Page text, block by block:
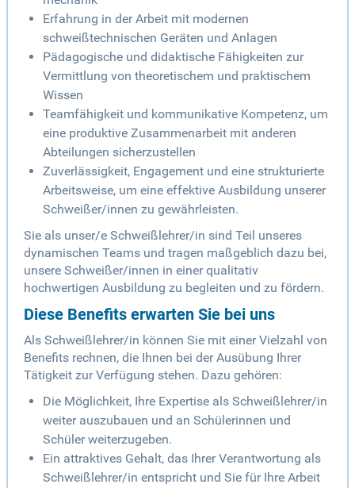
Erfahrung in der Arbeit mit modernen
schweißtechnischen Geräten und Anlagen
Pädagogische und didaktische Fähigkeiten zur
Vermittlung von theoretischem und praktischem
Wissen
Teamfähigkeit und kommunikative Kompetenz, um
eine produktive Zusammenarbeit mit anderen
Abteilungen sicherzustellen
Zuverlässigkeit, Engagement und eine strukturierte
Arbeitsweise, um eine effektive Ausbildung unserer
Schweißer/innen zu gewährleisten.
Sie als unser/e Schweißlehrer/in sind Teil unseres
dynamischen Teams und tragen maßgeblich dazu bei,
unsere Schweißer/innen in einer qualitativ
hochwertigen Ausbildung zu begleiten und zu fördern.
Diese Benefits erwarten Sie bei uns
Als Schweißlehrer/in können Sie mit einer Vielzahl von
Benefits rechnen, die Ihnen bei der Ausübung Ihrer
Tätigkeit zur Verfügung stehen. Dazu gehören:
Die Möglichkeit, Ihre Expertise als Schweißlehrer/in
weiter auszubauen und an Schülerinnen und
Schüler weiterzugeben.
Ein attraktives Gehalt, das Ihrer Verantwortung als
Schweißlehrer/in entspricht und Sie für Ihre Arbeit